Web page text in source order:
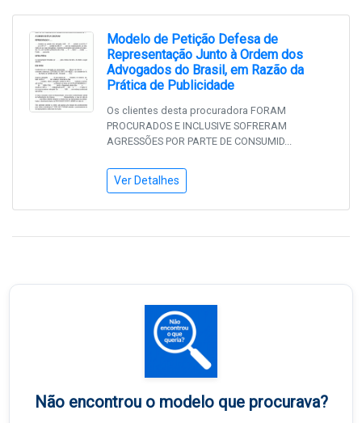
Modelo de Petição Defesa de
Representação Junto à Ordem dos
Advogados do Brasil, em Razão da
Prática de Publicidade
Os clientes desta procuradora FORAM
PROCURADOS E INCLUSIVE SOFRERAM
AGRESSÕES POR PARTE DE CONSUMID...
Ver Detalhes
Não encontrou o modelo que procurava?